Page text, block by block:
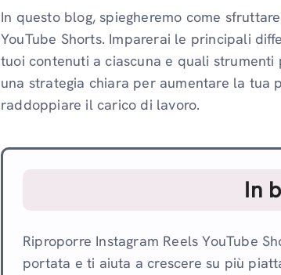
In questo blog, spiegheremo come
YouTube Shorts. Imparerai le principali
tuoi contenuti a ciascuna e quali
una strategia chiara per aumentare la tua
raddoppiare il carico di lavoro.
In
Riproporre Instagram Reels YouTube
portata e ti aiuta a crescere su più